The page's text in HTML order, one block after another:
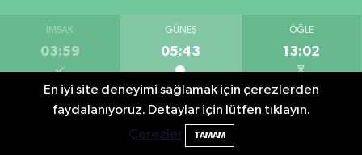
İMSAK
03:59
GÜNEŞ
05:43
ÖĞLE
13:02
İKINDI AKŞAM
20:11
En iyi site deneyimi sağlamak için çerezlerden
faydalanıyoruz. Detaylar için lütfen tıklayın.
Çerezler
TAMAM